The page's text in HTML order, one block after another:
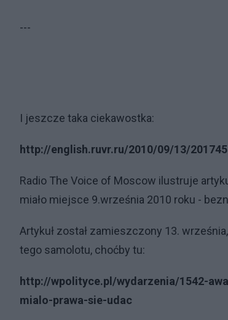
---
I jeszcze taka ciekawostka:
http://english.ruvr.ru/2010/09/13/
Radio The Voice of Moscow ilustruje
miało miejsce 9.września 2010 roku -
Artykuł został zamieszczony 13.
tego samolotu, choćby tu:
http://wpolityce.pl/wydarzenia/1542-
mialo-prawa-sie-udac